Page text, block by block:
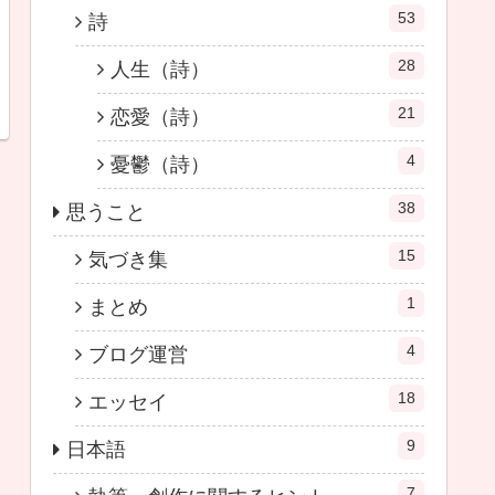
詩 53
人生（詩） 28
恋愛（詩） 21
憂鬱（詩） 4
思うこと 38
気づき集 15
まとめ 1
ブログ運営 4
エッセイ 18
日本語 9